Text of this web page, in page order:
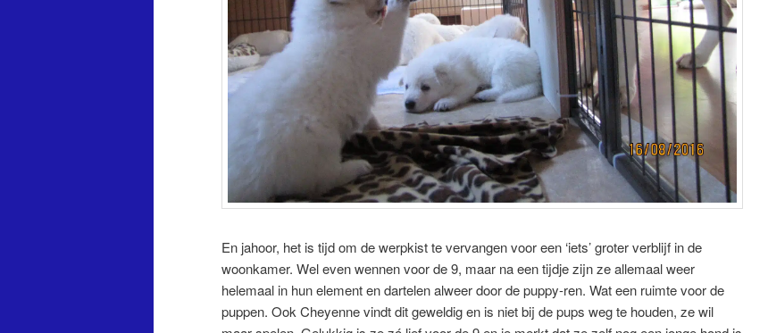
En jahoor, het is tijd om de werpkist te vervangen voor een ‘iets’ groter verblijf in de
woonkamer. Wel even wennen voor de 9, maar na een tijdje zijn ze allemaal weer
helemaal in hun element en dartelen alweer door de puppy-ren. Wat een ruimte voor de
puppen. Ook Cheyenne vindt dit geweldig en is niet bij de pups weg te houden, ze wil